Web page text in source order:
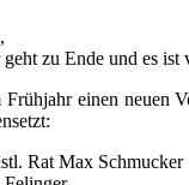
zu Ende und es ist
einen neuen
Rat Max Schmucker